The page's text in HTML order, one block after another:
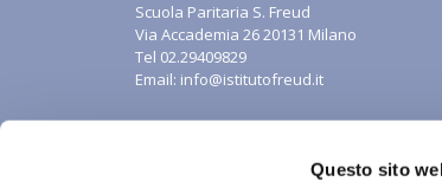
Questo sito
Scuola Paritaria S. Freud
Via Accademia 26 20131 Milano
Tel 02.29409829
Email: info@istitutofreud.it